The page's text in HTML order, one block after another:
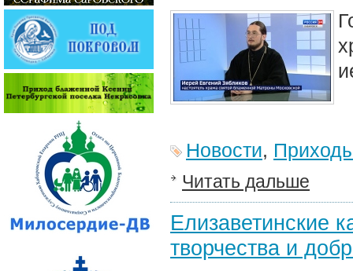
Новости,
Читать дальше
Елизаветинские
творчества и